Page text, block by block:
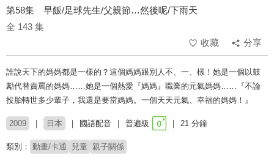
第58集 早飯/足球先生/父親節…然後呢/下雨天
全 143 集
收藏
分享
誰說天下的媽媽都是一樣的？這個媽媽跟別人不、一、樣！她是一個以鼓
勵代替責罵的媽媽……她是一個熱愛『媽媽』職業的元氣媽媽……『不論
投胎轉世多少輩子，我還是要當媽媽。一個天天元氣、幸福的媽媽！』
2009 日本 國語配音 普遍級 21 分鐘
類別： 動畫/卡通 兒童 親子關係